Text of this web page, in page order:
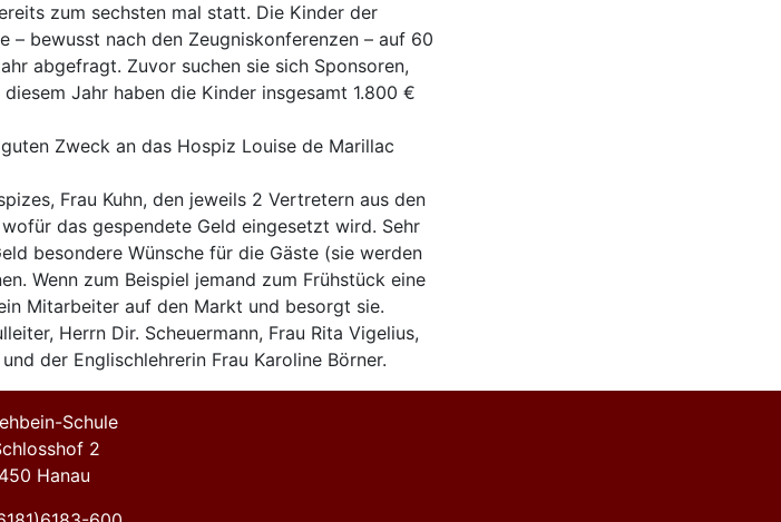
zum sechsten mal statt. Die Kinder der
– bewusst nach den Zeugniskonferenzen – auf 60
abgefragt. Zuvor suchen sie sich Sponsoren,
Jahr haben die Kinder insgesamt 1.800 €
Zweck an das Hospiz Louise de Marillac
Frau Kuhn, den jeweils 2 Vertretern aus den
das gespendete Geld eingesetzt wird. Sehr
besondere Wünsche für die Gäste (sie werden
Wenn zum Beispiel jemand zum Frühstück eine
Mitarbeiter auf den Markt und besorgt sie.
Herrn Dir. Scheuermann, Frau Rita Vigelius,
der Englischlehrerin Frau Karoline Börner.
Schule
2
Hanau